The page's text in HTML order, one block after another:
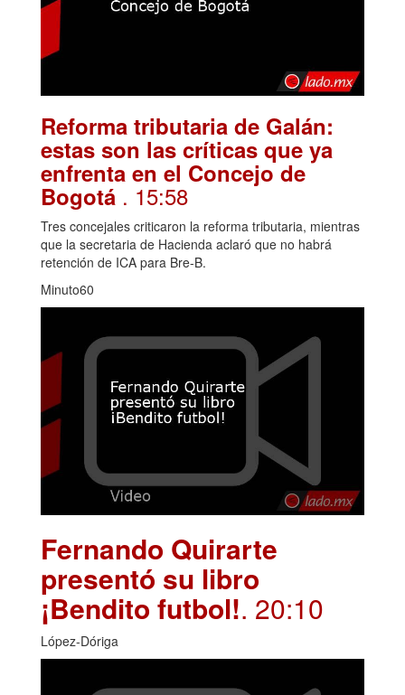
Reforma tributaria de Galán:
estas son las críticas que ya
enfrenta en el Concejo de
Bogotá . 15:58
Tres concejales criticaron la reforma tributaria, mientras
que la secretaria de Hacienda aclaró que no habrá
retención de ICA para Bre-B.
Minuto60
Fernando Quirarte
presentó su libro
¡Bendito futbol!. 20:10
López-Dóriga